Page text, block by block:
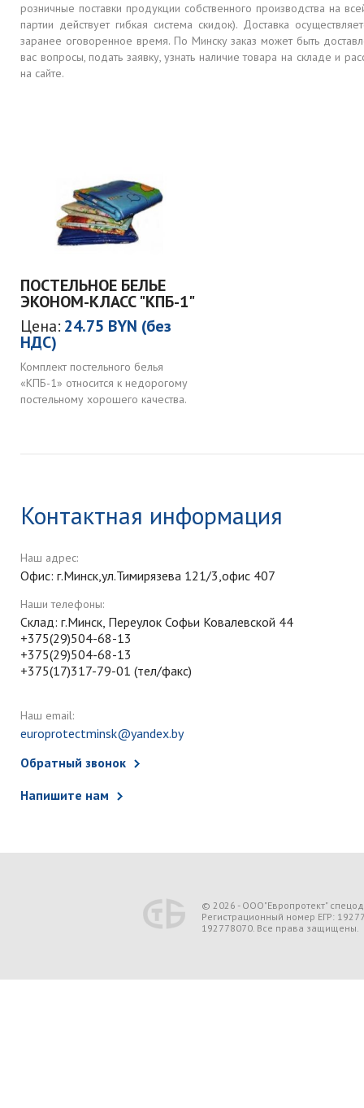
розничные поставки продукции собственного производства на
партии действует гибкая система скидок). Доставка
заранее оговоренное время. По Минску заказ может быть
вас вопросы, подать заявку, узнать наличие товара на складе и
на сайте.
ПОСТЕЛЬНОЕ БЕЛЬЕ
ЭКОНОМ-КЛАСС "КПБ-1"
Цена: 24.75 BYN (без
НДС)
Комплект постельного белья
«КПБ-1» относится к недорогому
постельному хорошего качества.
Контактная информация
Наш адрес:
Офис: г.Минск,ул.Тимирязева 121/3,офис 407
Наши телефоны:
Склад: г.Минск, Переулок Софьи Ковалевской 44
+375(29)504-68-13
+375(29)504-68-13
+375(17)317-79-01 (тел/факс)
Наш email:
europrotectminsk@yandex.by
Обратный звонок
Напишите нам
© 2026 - ООО"Европротект"
Регистрационный номер ЕГР:
192778070. Все права защищены.